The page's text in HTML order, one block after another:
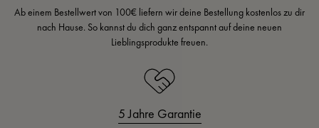
Ab einem Bestellwert von 100€ liefern wir deine Bestellung kostenlos zu dir
nach Hause. So kannst du dich ganz entspannt auf deine neuen
Lieblingsprodukte freuen.
5 Jahre Garantie